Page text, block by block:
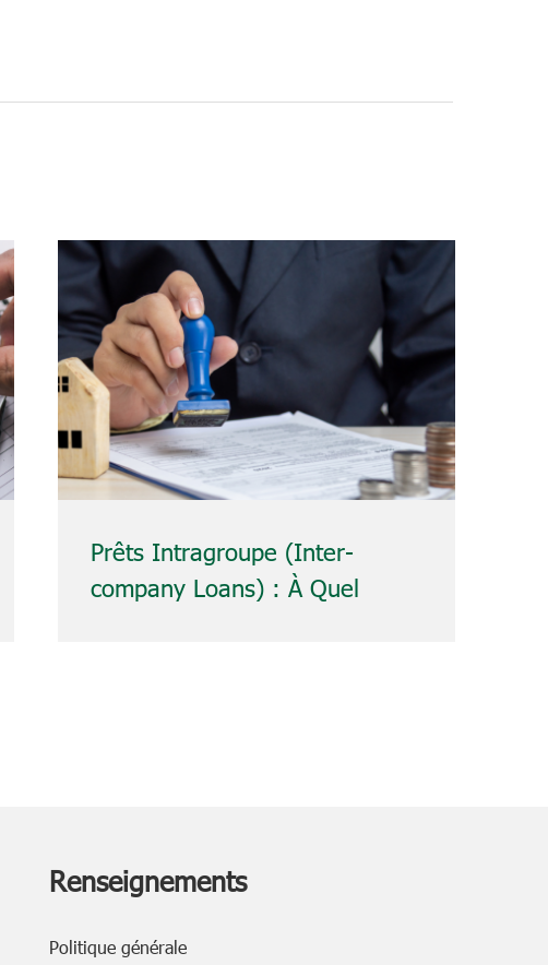
Prêts Intragroupe (Inter-
company Loans) : À Quel
Renseignements
Politique générale